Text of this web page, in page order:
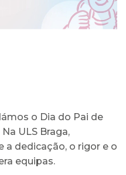
o Dia do Pai de
ULS Braga,
a dedicação, o rigor e o
equipas.